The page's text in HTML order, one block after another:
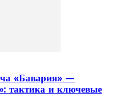
«Бавария» —
тактика и ключевые